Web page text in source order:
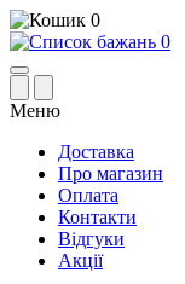
0
0
Меню
Доставка
Про магазин
Оплата
Контакти
Відгуки
Акції